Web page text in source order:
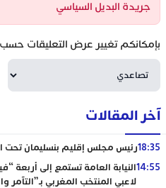
جريدة البديل السياسي
بإمكانكم تغيير عرض التعليقات حسب
آخر المقالات
18:35رئيس مجلس إقليم بنسليمان تحت
14:55النيابة العامة تستمع إلى أربعة
لاعبي المنتخب المغربي بـ”التآمر